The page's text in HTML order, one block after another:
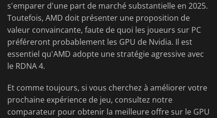
s'emparer d'une part de marché substantielle en 2025.
Toutefois, AMD doit présenter une proposition de
valeur convaincante, faute de quoi les joueurs sur PC
préféreront probablement les GPU de Nvidia. Il est
essentiel qu'AMD adopte une stratégie agressive avec
le RDNA 4.
Et comme toujours, si vous cherchez à améliorer votre
prochaine expérience de jeu, consultez notre
comparateur pour obtenir la meilleure offre sur le GPU